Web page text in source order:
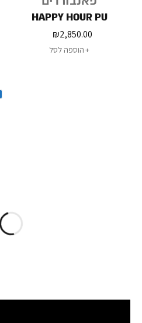
HAPPY HOUR PU
₪2,850.00
הוספה לסל